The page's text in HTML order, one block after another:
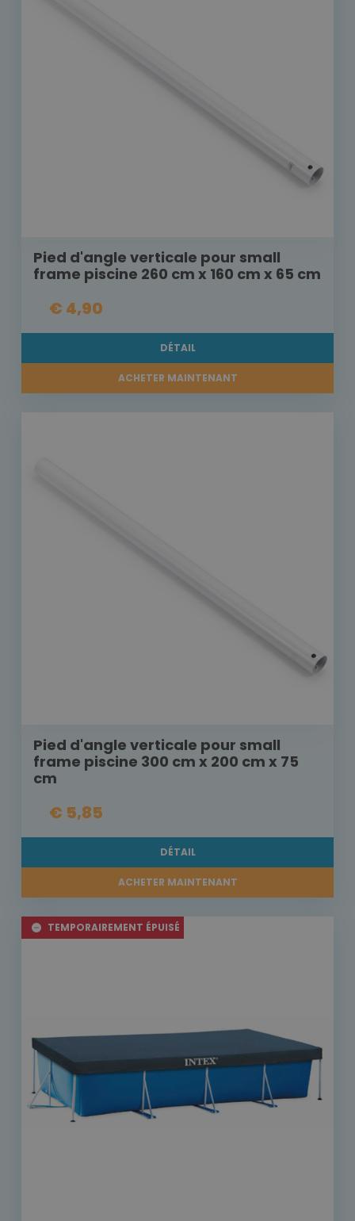
Pied d'angle verticale pour small
frame piscine 260 cm x 160 cm x 65 cm
€ 4,90
DÉTAIL
ACHETER MAINTENANT
Pied d'angle verticale pour small
frame piscine 300 cm x 200 cm x 75
cm
€ 5,85
DÉTAIL
ACHETER MAINTENANT
TEMPORAIREMENT ÉPUISÉ